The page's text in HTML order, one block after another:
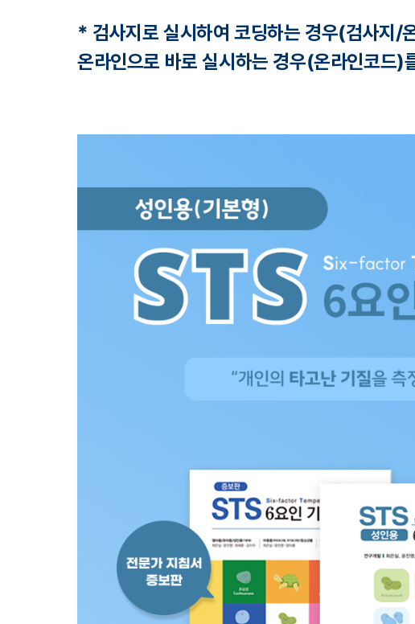
* 검사지로 실시하여 코딩하는 경우(검사지/
온라인으로 바로 실시하는 경우(온라인코드)